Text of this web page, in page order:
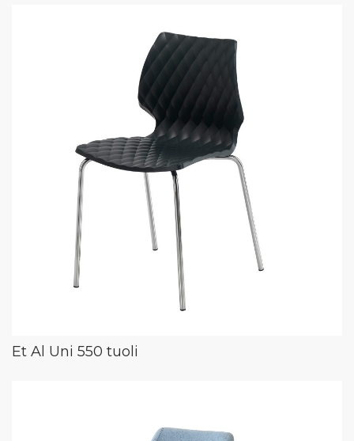
Et Al Uni 550 tuoli